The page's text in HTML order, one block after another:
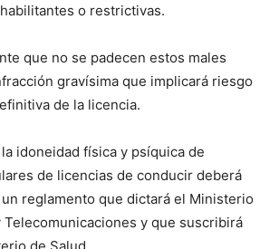
o restrictivas.
que no se padecen estos males
gravísima que implicará riesgo
de la licencia.
idoneidad física y psíquica de
de licencias de conducir deberá
reglamento que dictará el Ministerio
y que suscribirá
de Salud.